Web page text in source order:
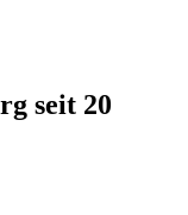
seit 20